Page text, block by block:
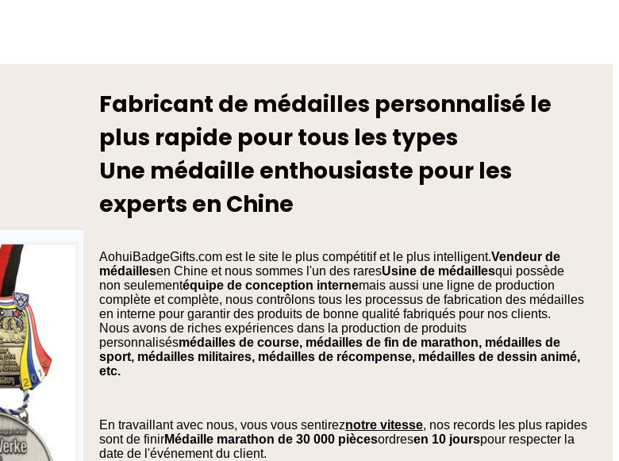
Fabricant de médailles personnalisé le
plus rapide pour tous les types
Une médaille enthousiaste pour les
experts en Chine
AohuiBadgeGifts.com est le site le plus compétitif et le plus intelligent.Vendeur de
médaillesen Chine et nous sommes l'un des raresUsine de médaillesqui possède
non seulementéquipe de conception internemais aussi une ligne de production
complète et complète, nous contrôlons tous les processus de fabrication des médailles
en interne pour garantir des produits de bonne qualité fabriqués pour nos clients.
Nous avons de riches expériences dans la production de produits
personnalisésmédailles de course, médailles de fin de marathon, médailles de
sport, médailles militaires, médailles de récompense, médailles de dessin animé,
etc.
En travaillant avec nous, vous vous sentireznotre vitesse, nos records les plus rapides
sont de finirMédaille marathon de 30 000 piècesordresen 10 jourspour respecter la
date de l'événement du client.